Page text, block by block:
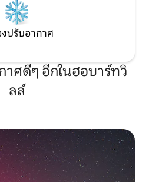
งปรับอากาศ
ศดีๆ อีกในฮอบาร์ทวิ
ลล์